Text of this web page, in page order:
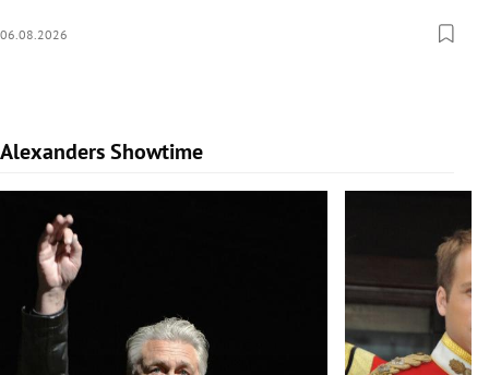
06.08.2026
Alexanders Showtime
Slide 1 von 10